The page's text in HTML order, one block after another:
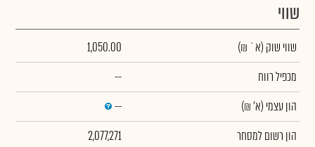
שווי
שווי שוק (א` ₪)
1,050.00
מכפיל רווח
--
הון עצמי (א' ₪)
--
הון רשום למסחר
2,077,271